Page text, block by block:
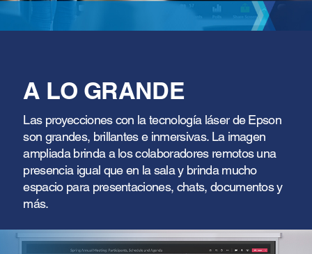
A LO GRANDE
Las proyecciones con la tecnología láser de Epson
son grandes, brillantes e inmersivas. La imagen
ampliada brinda a los colaboradores remotos una
presencia igual que en la sala y brinda mucho
espacio para presentaciones, chats, documentos y
más.